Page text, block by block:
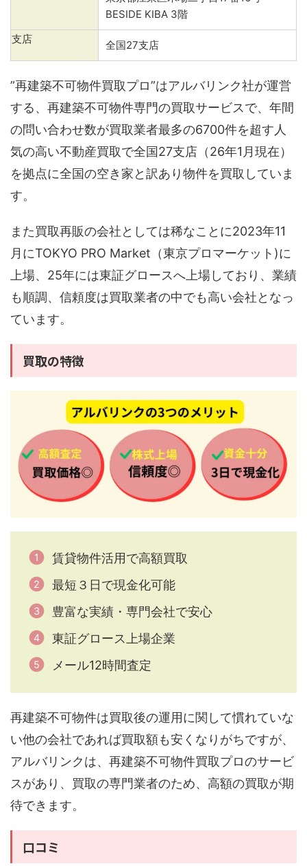
BESIDE KIBA 3階
支店
全国27支店
”再建築不可物件買取プロ”はアルバリンク社が運営
する、再建築不可物件専門の買取サービスで、年間
の問い合わせ数が買取業者最多の6700件を超す人
気の高い不動産買取で全国27支店（26年1月現在）
を拠点に全国の空き家と訳あり物件を買取していま
す。
また買取再販の会社としては稀なことに2023年11
月にTOKYO PRO Market（東京プロマーケット)に
上場、25年には東証グロースへ上場しており、業績
も順調、信頼度は買取業者の中でも高い会社となっ
ています。
買取の特徴
賃貸物件活用で高額買取
最短３日で現金化可能
豊富な実績・専門会社で安心
東証グロース上場企業
メール12時間査定
再建築不可物件は買取後の運用に関して慣れていな
い他の会社であれば買取額も安くなりがちですが、
アルバリンクは、再建築不可物件買取プロのサービ
スがあり、買取の専門業者のため、高額の買取が期
待できます。
口コミ